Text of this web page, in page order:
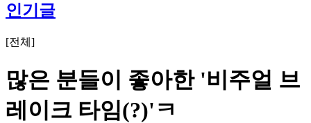
인기글
[전체 ]
많은 분들이 좋아한 '비주얼 브
레이크 타임(?)'ㅋ